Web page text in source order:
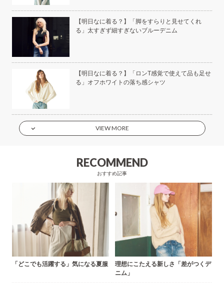
【明日なに着る？】「脚をすらりと見せてくれ
る」太すぎず細すぎないブルーデニム
【明日なに着る？】「ロンT感覚で使えて品も足せ
る」オフホワイトの落ち感シャツ
VIEW MORE
RECOMMEND
おすすめ記事
「どこでも活躍する」気になる夏服
理想にこたえる新しさ「差がつくデ
ニム」